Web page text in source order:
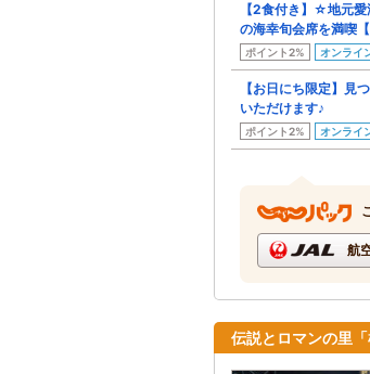
【2食付き】☆地元
の海幸旬会席を満喫【
ポイント2% オンライ
【お日にち限定】見
いただけます♪
ポイント2% オンライ
航
伝説とロマンの里